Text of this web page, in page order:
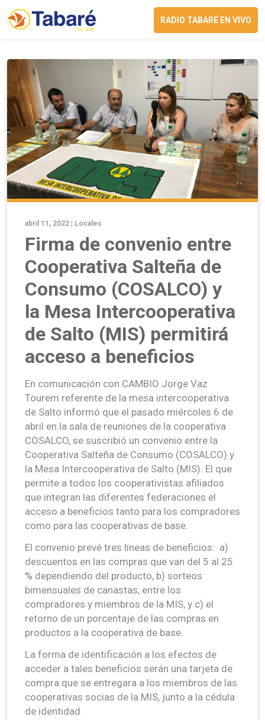
RADIO TABARÉ EN VIVO
abril 11, 2022 | Locales
Firma de convenio entre
Cooperativa Salteña de
Consumo (COSALCO) y
la Mesa Intercooperativa
de Salto (MIS) permitirá
acceso a beneficios
En comunicación con CAMBIO Jorge Vaz
Tourem referente de la mesa intercooperativa
de Salto informó que el pasado miércoles 6 de
abril en la sala de reuniones de la cooperativa
COSALCO, se suscribió un convenio entre la
Cooperativa Salteña de Consumo (COSALCO) y
la Mesa Intercooperativa de Salto (MIS). El que
permite a todos los cooperativistas afiliados
que integran las diferentes federaciones el
acceso a beneficios tanto para los compradores
como para las cooperativas de base.
El convenio prevé tres líneas de beneficios: a)
descuentos en las compras que van del 5 al 25
% dependiendo del producto, b) sorteos
bimensuales de canastas, entre los
compradores y miembros de la MIS, y c) el
retorno de un porcentaje de las compras en
productos a la cooperativa de base.
La forma de identificación a los efectos de
acceder a tales beneficios serán una tarjeta de
compra que se entregara a los miembros de las
cooperativas socias de la MIS, junto a la cédula
de identidad.